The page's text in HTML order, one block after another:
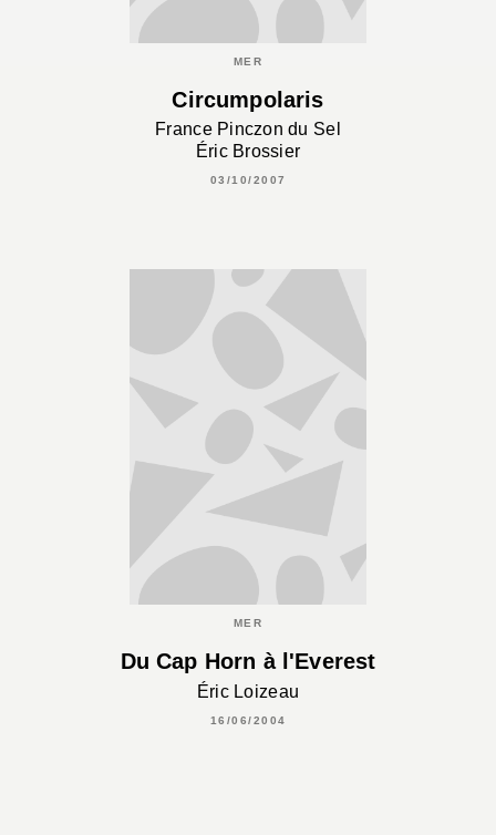
MER
Circumpolaris
France Pinczon du Sel
Éric Brossier
03/10/2007
MER
Du Cap Horn à l'Everest
Éric Loizeau
16/06/2004